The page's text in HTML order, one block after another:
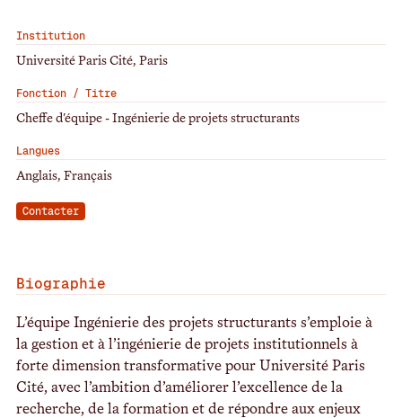
Institution
Université Paris Cité, Paris
Fonction / Titre
Cheffe d'équipe - Ingénierie de projets structurants
Langues
Anglais, Français
Contacter
Biographie
L’équipe Ingénierie des projets structurants s’emploie à
la gestion et à l’ingénierie de projets institutionnels à
forte dimension transformative pour Université Paris
Cité, avec l’ambition d’améliorer l’excellence de la
recherche, de la formation et de répondre aux enjeux